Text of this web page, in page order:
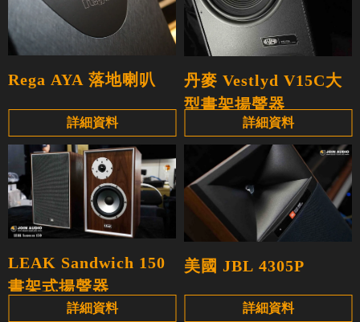
Rega AYA 落地喇叭
詳細資料
丹麥 Vestlyd V15C大
型書架揚聲器
詳細資料
LEAK Sandwich 150
書架式揚聲器
詳細資料
美國 JBL 4305P
詳細資料